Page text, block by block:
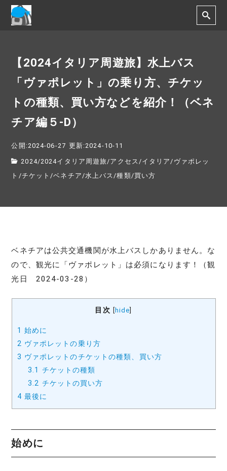
【2024イタリア周遊旅】水上バス
「ヴァポレット」の乗り方、チケッ
トの種類、買い方などを紹介！（ベネ
チア編５-D）
公開:2024-06-27 更新:2024-10-11
2024/2024イタリア周遊旅/アクセス /イタリア / ヴァポレッ
ト /チケット /ベネチア /水上バス /種類/買い方
ベネチアは公共交通機関が水上バスしかありません。な
ので、観光に「ヴァポレット」は必須になります！（観
光日 2024-03-28）
目次 hide
1 始めに
2 ヴァポレットの乗り方
3 ヴァポレットのチケットの種類、買い方
3.1 チケットの種類
3.2 チケットの買い方
4 最後に
始めに